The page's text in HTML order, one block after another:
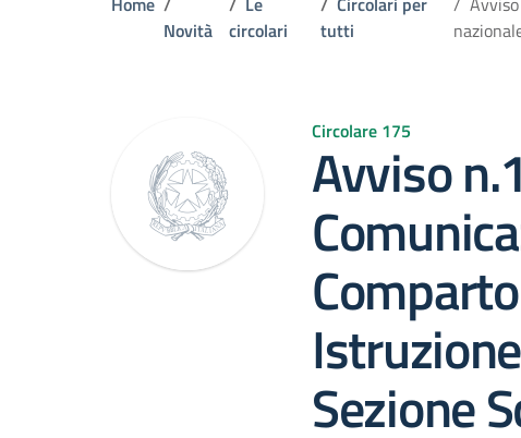
Novità
circolari
tutti
Circolare 175
Avviso
Sezione